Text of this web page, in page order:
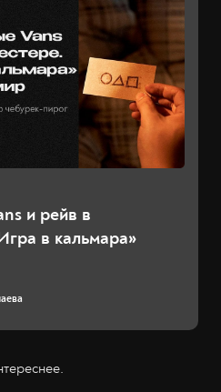
и рейв в
в кальмара»